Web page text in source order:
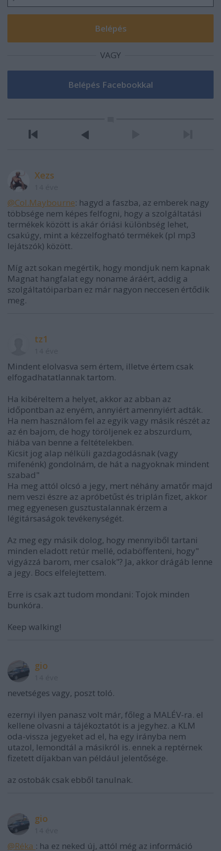
VAGY
Xezs
@Col.Maybourne: hagyd a faszba, az emberek nagy
többsége nem képes felfogni, hogy a szolgáltatási
termékek között is akár óriási különbség lehet,
csakúgy, mint a kézzelfogható termékek (pl mp3
lejátszók) között.
Míg azt sokan megértik, hogy mondjuk nem kapnak
Magnat hangfalat egy noname áráért, addig a
szolgáltatóiparban ez már nagyon neccesen értődik
meg.
tz1
Mindent elolvasva sem értem, illetve értem csak
elfogadhatatlannak tartom.
Ha kibéreltem a helyet, akkor az abban az
időpontban az enyém, annyiért amennyiért adták.
Ha nem használom fel az egyik vagy másik részét az
az én bajom, de hogy töröljenek ez abszurdum,
hiába van benne a feltételekben.
Kicsit jog alap nélküli gazdagodásnak (vagy
mifenénk) gondolnám, de hát a nagyoknak mindent
szabad"
Ha meg attól olcsó a jegy, mert néhány amatőr majd
nem veszi észre az apróbetűst és triplán fizet, akkor
meg egyenesen gusztustalannak érzem a
légitársaságok tevékenységét.
Az meg egy másik dolog, hogy mennyiből tartani
minden eladott retúr mellé, odaböffenteni, hogy"
vigyázzá barom, mer csalok"? Ja, akkor drágáb lenne
a jegy. Bocs elfelejtettem.
Erre is csak azt tudom mondani: Tojok minden
bunkóra.
Keep walking!
gio
nevetséges vagy, poszt toló.
ezernyi ilyen panasz volt már, főleg a MALÉV-ra. el
kellene olvasni a tájékoztatót is a jegyhez. a KLM
oda-vissza jegyeket ad el, ha egy irányba nem
utazol, lemondtál a másikról is. ennek a reptérnek
fizetett díjakban van például jelentősége.
az ostobák csak ebből tanulnak.
gio
@Réka ‎ : ha ez neked új, attól még az információ